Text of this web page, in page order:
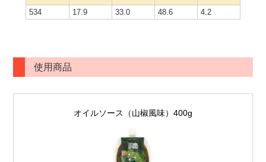
534 17.9 33.0 48.6 4.2
使用商品
オイルソース（山椒風味）400g